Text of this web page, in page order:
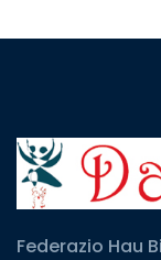
Federazio Hau